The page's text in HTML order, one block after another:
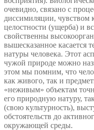
очевидно, связано с
диссимиляции, чувством
целостности (ущерба) и
свойственны
вышесказанное касается
натуры человека. Этот
чужой природе можно
этом мы помним, что
как живого, так и
«неживым» объектам
его природную натуру,
(свою культурность),
обстоятельств до
окружающей среды.